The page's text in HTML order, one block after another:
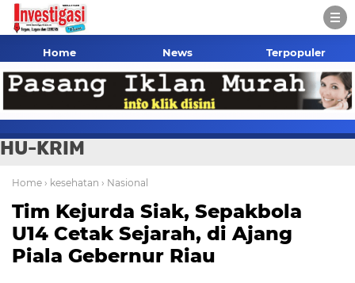
Home News Terpopuler
HU-KRIM
Home › kesehatan › Nasional
Tim Kejurda Siak, Sepakbola
U14 Cetak Sejarah, di Ajang
Piala Gebernur Riau